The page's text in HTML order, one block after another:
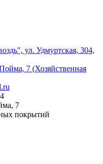
ул. Удмуртская, 304,
7 (Хозяйственная
7
покрытий